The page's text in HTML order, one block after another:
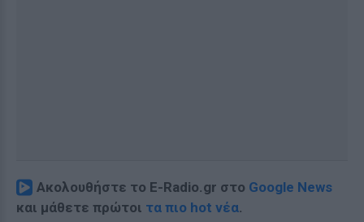
Ακολουθήστε το E-Radio.gr στο Google News
και μάθετε πρώτοι τα πιο hot νέα.